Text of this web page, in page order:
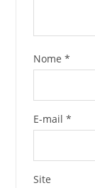
Nome *
E-mail *
Site